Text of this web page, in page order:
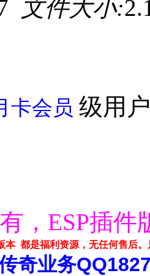
文件大小:
卡会员 级用
，ESP插
本 都是福利资源，无任何售后
奇业务